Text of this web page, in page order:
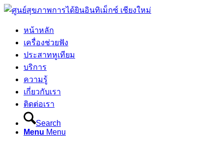
หน้าหลัก
เครื่องช่วยฟัง
ประสาทหูเทียม
บริการ
ความรู้
เกี่ยวกับเรา
ติดต่อเรา
Search
Menu Menu